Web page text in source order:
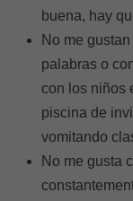
buena, hay
No me
palabras o
con los niños
piscina de
vomitando
No me gusta